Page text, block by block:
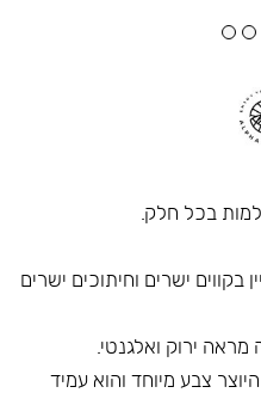
בקווים ישרים וחיתוכים ישרים
מראה ירוק ואלגנטי.
צבע מיוחד והוא עמיד